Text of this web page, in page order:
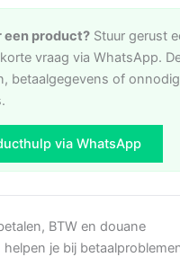
een product? Stuur gerust
vraag via WhatsApp.
betaalgegevens of
via WhatsApp
BTW en douane
helpen je bij